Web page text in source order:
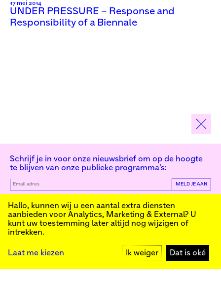
17 mei 2014
UNDER PRESSURE – Response and
Responsibility of a Biennale
Kunstinstituut Melly
Kunstinstituut Melly
+31 (0)10 4110144
conceived as an art house with a mission
to present and discuss the work created
today by visual artists and cultural
exhibitions, commissions art, publishes,
Schrijf je in voor onze nieuwsbrief om op de hoogte
te blijven van onze publieke programma’s:
MELD JE AAN
Hallo, kunnen wij u een aantal extra diensten
aanbieden voor Analytics, Marketing & External? U
kunt uw toestemming later altijd nog wijzigen of
intrekken.
Laat me kiezen Ik weiger Dat is oké